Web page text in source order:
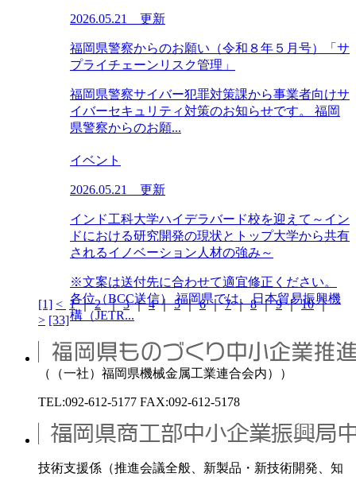
2026.05.21 更新
福岡県警察からのお願い（令和８年５月号）「サ
プライチェーンリスク管理」
福岡県警察サイバー犯罪対策課から事業者向けサ
イバーセキュリティ対策のお知らせです。 福岡
県警察からのお願...
イベント
2026.05.21 更新
インド工科大学ハイデラバード校を迎えて～イン
ドにおける研究開発の現状とトップ大学から共有
されるイノベーション人材の強み～
※文案は送付先に合わせて適宜修正ください。
各位（BCC送信） 福岡県では、日本貿易振興機
構（JETR...
[1] < 1｜2｜3｜4｜5｜6｜7｜8｜9｜10｜
> [33]
（（一社）福岡県機械金属工業連合会内））
TEL:092-612-5177 FAX:092-612-5178
技術支援係（推進会議全般、新製品・新技術開発、知